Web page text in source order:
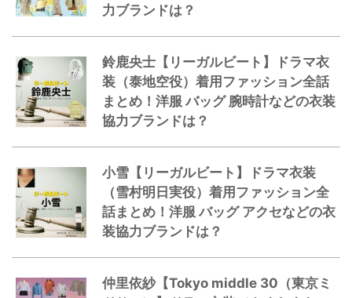
力ブランドは？
鈴鹿央士【リーガルビート】ドラマ衣
装（泰地空役）着用ファッション全話
まとめ！洋服 バッグ 腕時計などの衣装
協力ブランドは？
小雪【リーガルビート】ドラマ衣装
（雪村明日実役）着用ファッション全
話まとめ！洋服 バッグ アクセなどの衣
装協力ブランドは？
仲里依紗【Tokyo middle 30（東京ミ